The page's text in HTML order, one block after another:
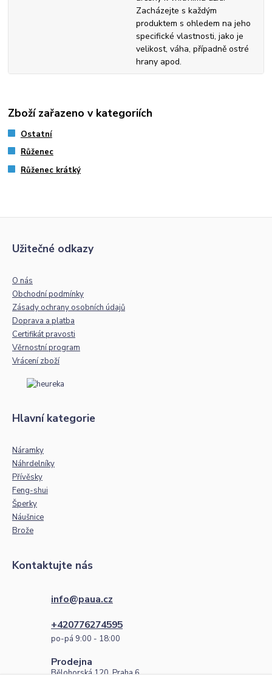
Zacházejte s každým
produktem s ohledem na jeho
specifické vlastnosti, jako je
velikost, váha, případně ostré
hrany apod.
Zboží zařazeno v kategoriích
Ostatní
Růženec
Růženec krátký
Užitečné odkazy
O nás
Obchodní podmínky
Zásady ochrany osobních údajů
Doprava a platba
Certifikát pravosti
Věrnostní program
Vrácení zboží
Hlavní kategorie
Náramky
Náhrdelníky
Přívěsky
Feng-shui
Šperky
Náušnice
Brože
Kontaktujte nás
info@paua.cz
+420776274595
po-pá 9:00 - 18:00
Prodejna
Bělohorská 120, Praha 6